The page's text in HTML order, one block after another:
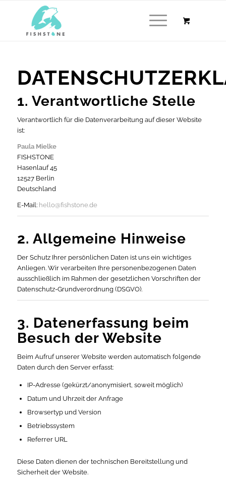
1. Verantwortliche Stelle
Verantwortlich für die Datenverarbeitung auf dieser Website
ist:
Paula Mielke
FISHSTONE
Hasenlauf 45
12527 Berlin
Deutschland
E-Mail: hello@fishstone.de
2. Allgemeine Hinweise
Der Schutz Ihrer persönlichen Daten ist uns ein wichtiges
Anliegen. Wir verarbeiten Ihre personenbezogenen Daten
ausschließlich im Rahmen der gesetzlichen Vorschriften der
Datenschutz-Grundverordnung (DSGVO).
3. Datenerfassung beim
Besuch der Website
Beim Aufruf unserer Website werden automatisch folgende
Daten durch den Server erfasst:
IP-Adresse (gekürzt/anonymisiert, soweit möglich)
Datum und Uhrzeit der Anfrage
Browsertyp und Version
Betriebssystem
Referrer URL
Diese Daten dienen der technischen Bereitstellung und
Sicherheit der Website.